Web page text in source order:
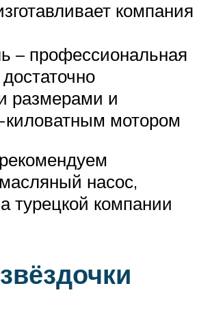
компания
– профессиональная
размерами и
мотором
насос,
турецкой компании